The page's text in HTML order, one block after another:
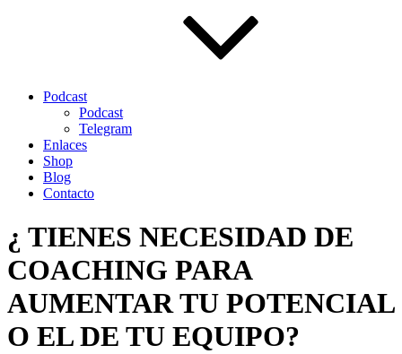
Podcast
Podcast
Telegram
Enlaces
Shop
Blog
Contacto
¿ TIENES NECESIDAD DE
COACHING PARA
AUMENTAR TU POTENCIAL
O EL DE TU EQUIPO?